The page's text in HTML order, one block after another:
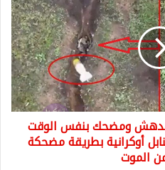
مدهش ومضحك بنفس الوقت
أوكرانية بطريقة مضحكة
الموت